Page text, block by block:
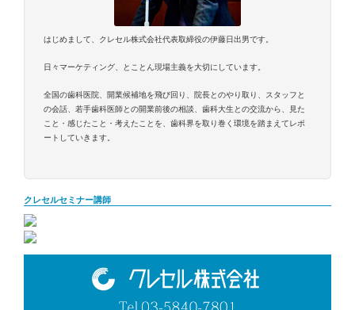
はじめまして、クレセル株式会社代表取締役の伊藤日出男です。
日々マーケティング、とことん現場主義を大切にしています。
全国の歯科医院、開業候補地を飛び回り、院長とのやり取り、スタッフと
の会話、若手歯科医師との開業前後の相談、歯科大生との交流から、見た
こと・感じたこと・考えたことを、歯科界を取り巻く環境を踏まえてレポ
ートしていきます。
クレセルセミナー講師